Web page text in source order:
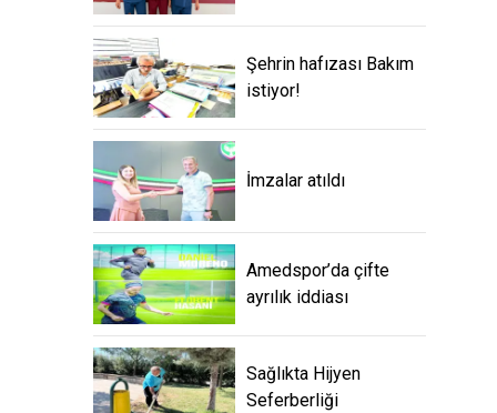
Şehrin hafızası Bakım
istiyor!
İmzalar atıldı
Amedspor’da çifte
ayrılık iddiası
Sağlıkta Hijyen
Seferberliği